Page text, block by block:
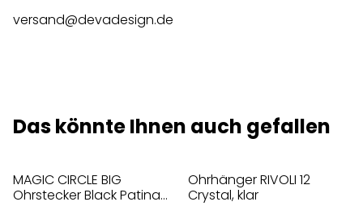
versand@devadesign.de
Das könnte Ihnen auch gefallen
MAGIC CIRCLE BIG
Ohrstecker Black Patina
Ohrhänger RIVOLI 12
Crystal, klar